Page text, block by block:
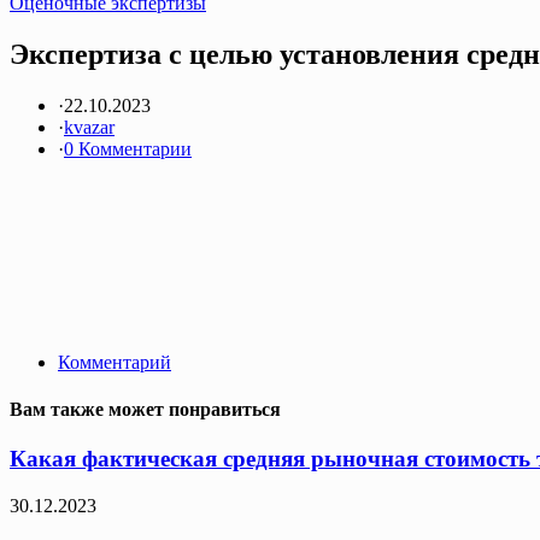
Экспертиза с целью установления
·22.10.2023
·kvazar
·0 Комментарии
Комментарий
Вам также может понравиться
Какая фактическая средняя рыночная стоимость
30.12.2023